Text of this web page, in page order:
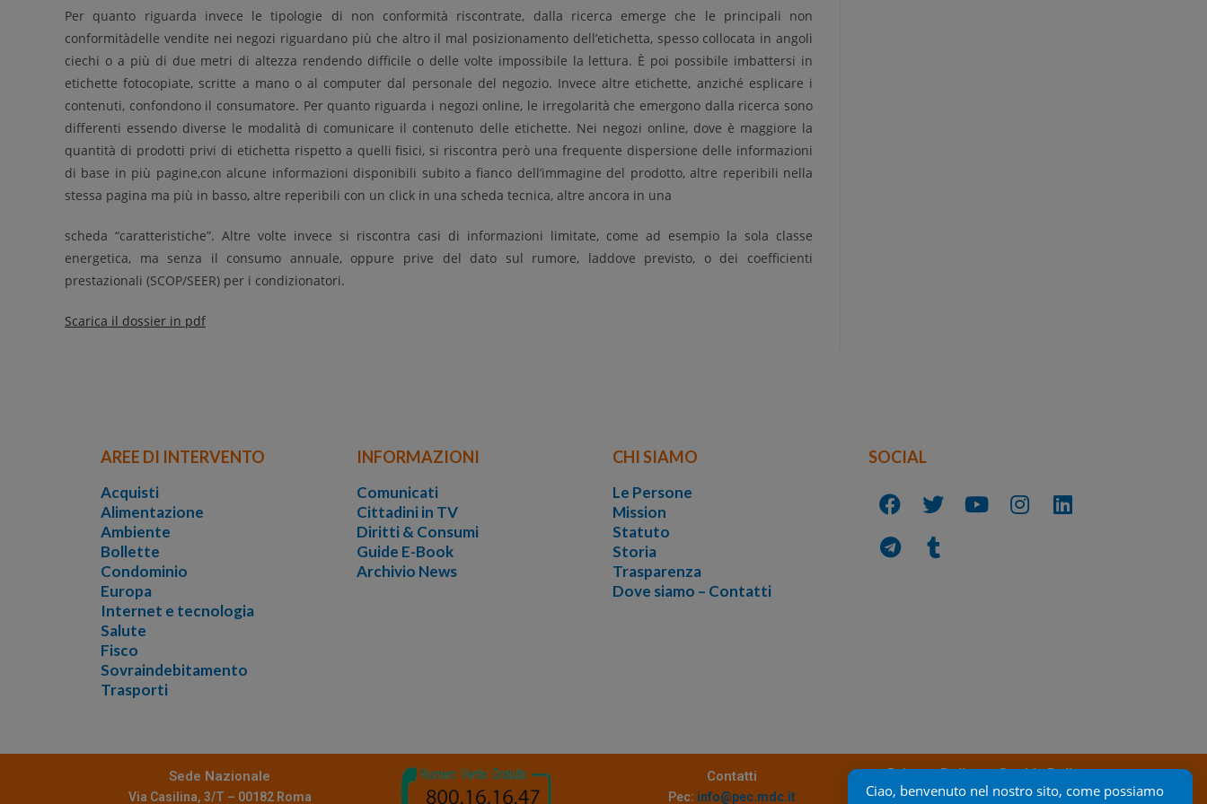
Per quanto riguarda invece le tipologie di non conformità riscontrate, dalla ricerca emerge che le principali non
conformitàdelle vendite nei negozi riguardano più che altro il mal posizionamento dell’etichetta, spesso collocata in angoli
ciechi o a più di due metri di altezza rendendo difficile o delle volte impossibile la lettura. È poi possibile imbattersi in
etichette fotocopiate, scritte a mano o al computer dal personale del negozio. Invece altre etichette, anziché esplicare i
contenuti, confondono il consumatore. Per quanto riguarda i negozi online, le irregolarità che emergono dalla ricerca sono
differenti essendo diverse le modalità di comunicare il contenuto delle etichette. Nei negozi online, dove è maggiore la
quantità di prodotti privi di etichetta rispetto a quelli fisici, si riscontra però una frequente dispersione delle informazioni
di base in più pagine,con alcune informazioni disponibili subito a fianco dell’immagine del prodotto, altre reperibili nella
stessa pagina ma più in basso, altre reperibili con un click in una scheda tecnica, altre ancora in una
scheda “caratteristiche”. Altre volte invece si riscontra casi di informazioni limitate, come ad esempio la sola classe
energetica, ma senza il consumo annuale, oppure prive del dato sul rumore, laddove previsto, o dei coefficienti
prestazionali (SCOP/SEER) per i condizionatori.
Scarica il dossier in pdf
AREE DI INTERVENTO
Acquisti
Alimentazione
Ambiente
Bollette
Condominio
Europa
Internet e tecnologia
Salute
Fisco
Sovraindebitamento
Trasporti
INFORMAZIONI
Comunicati
Cittadini in TV
Diritti & Consumi
Guide E-Book
Archivio News
CHI SIAMO
Le Persone
Mission
Statuto
Storia
Trasparenza
Dove siamo – Contatti
SOCIAL
Sede Nazionale
Via Casilina, 3/T – 00182 Roma
Contatti
Pec: info@pec.mdc.it
Privacy Policy Cookie Policy
Ciao, benvenuto nel nostro sito, come possiamo